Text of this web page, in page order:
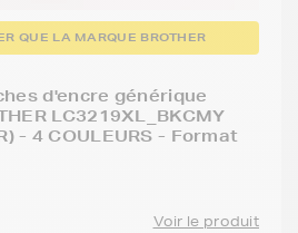
QUE LA MARQUE BROTHER
d'encre générique
LC3219XL_BKCMY
- 4 COULEURS - Format
Voir le produit